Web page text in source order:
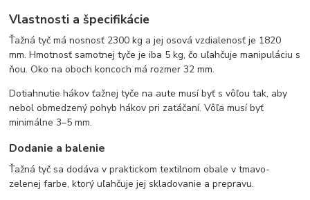
Vlastnosti a špecifikácie
Ťažná tyč má nosnosť 2300 kg a jej osová vzdialenosť je 1820
mm. Hmotnosť samotnej tyče je iba 5 kg, čo uľahčuje manipuláciu s
ňou. Oko na oboch koncoch má rozmer 32 mm.
Dotiahnutie hákov ťažnej tyče na aute musí byť s vôľou tak, aby
nebol obmedzený pohyb hákov pri zatáčaní. Vôľa musí byť
minimálne 3–5 mm.
Dodanie a balenie
Ťažná tyč sa dodáva v praktickom textilnom obale v tmavo-
zelenej farbe, ktorý uľahčuje jej skladovanie a prepravu.